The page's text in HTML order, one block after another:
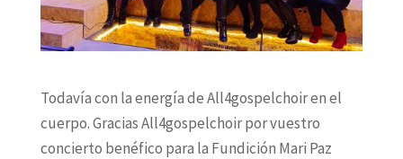
Todavía con la energía de All4gospelchoir en el
cuerpo. Gracias All4gospelchoir por vuestro
concierto benéfico para la Fundición Mari Paz